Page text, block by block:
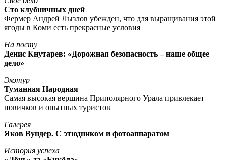
Сто клубничных дней
Фермер Андрей Лызлов убежден, что для выращивания этой
ягоды в Коми есть прекрасные условия
На посту
Денис Кнутарев: «Дорожная безопасность – наше общее
дело»
Экотур
Туманная Народная
Самая высокая вершина Приполярного Урала привлекает
новичков и опытных туристов
Галерея
Яков Вундер. С этюдником и фотоаппаратом
История успеха